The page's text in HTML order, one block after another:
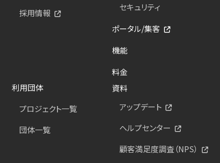
採用情報
セキュリティ
ポータル/集客
機能
料金
利用団体
プロジェクト一覧
団体一覧
資料
アップデート
ヘルプセンター
顧客満足度調査（NPS）